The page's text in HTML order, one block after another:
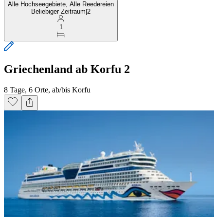
Alle Hochseegebiete, Alle Reedereien
Beliebiger Zeitraum 2
1
Griechenland ab Korfu 2
8 Tage, 6 Orte, ab/bis Korfu